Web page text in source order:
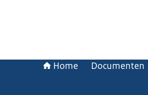
Home Documenten